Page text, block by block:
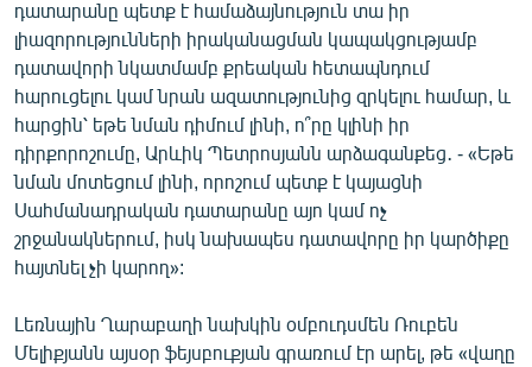
դատարանը պետք է համաձայնություն տա իր
լիազորությունների իրականացման կապակցությամբ
դատավորի նկատմամբ քրեական հետապնդում
հարուցելու կամ նրան ազատությունից զրկելու համար, և
հարցին՝ եթե նման դիմում լինի, ո՞րը կլինի իր
դիրքորոշումը, Արևիկ Պետրոսյանն արձագանքեց․ - «Եթե
նման մոտեցում լինի, որոշում պետք է կայացնի
Սահմանադրական դատարանը այո կամ ոչ
շրջանակներում, իսկ նախապես դատավորը իր կարծիքը
հայտնել չի կարող»:
Լեռնային Ղարաբաղի նախկին օմբուդսմեն Ռուբեն
Մելիքյանն այսօր ֆեյսբուքյան գրառում էր արել, թե «վաղը